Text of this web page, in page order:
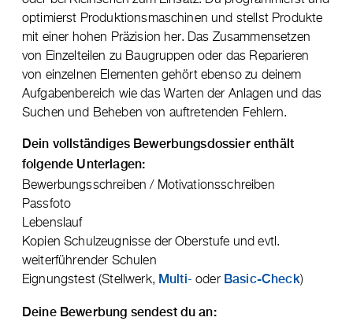
optimierst Produktionsmaschinen und stellst Produkte
mit einer hohen Präzision her. Das Zusammensetzen
von Einzelteilen zu Baugruppen oder das Reparieren
von einzelnen Elementen gehört ebenso zu deinem
Aufgabenbereich wie das Warten der Anlagen und das
Suchen und Beheben von auftretenden Fehlern.
Dein vollständiges Bewerbungsdossier enthält
folgende Unterlagen:
Bewerbungsschreiben / Motivationsschreiben
Passfoto
Lebenslauf
Kopien Schulzeugnisse der Oberstufe und evtl.
weiterführender Schulen
Eignungstest (Stellwerk, Multi- oder Basic-Check)
Deine Bewerbung sendest du an: